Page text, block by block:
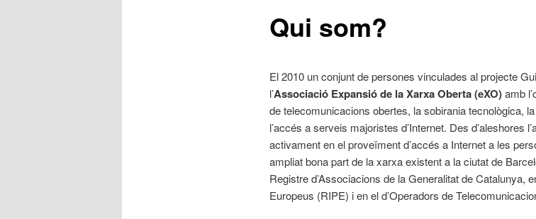
Qui som?
El 2010 un conjunt de persones vinculades al projecte
l’Associació Expansió de la Xarxa Oberta (eXO)amb
de telecomunicacions obertes, la sobirania tecnològica,
l’accés a serveis majoristes d’Internet. Des d’aleshores
activament en el proveïment d’accés a Internet a les
ampliat bona part de la xarxa existent a la ciutat de
Registre d’Associacions de la Generalitat de Catalunya,
Europeus (RIPE) i en el d’Operadors de